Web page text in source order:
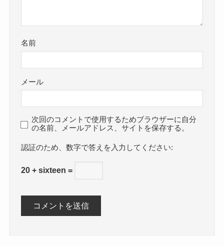
名前
メール
次回のコメントで使用するためブラウザーに自分
の名前、メールアドレス、サイトを保存する。
数字で答えを入力してください:
20 + sixteen =